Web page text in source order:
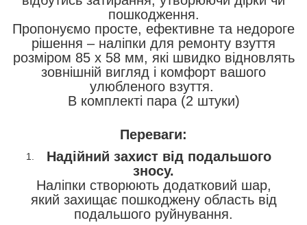
пошкодження.
Пропонуємо просте, ефективне та недороге
рішення – наліпки для ремонту взуття
розміром 85 x 58 мм, які швидко відновлять
зовнішній вигляд і комфорт вашого
улюбленого взуття.
В комплекті пара (2 штуки)
Переваги:
Надійний захист від подальшого
зносу.
Наліпки створюють додатковий шар,
який захищає пошкоджену область від
подальшого руйнування.